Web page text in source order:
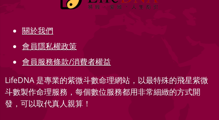
關於我們
會員隱私權政策
會員服務條款/消費者權益
LifeDNA 是專業的紫微斗數命理網站，以最特殊的飛星紫微
斗數製作命理服務，每個數位服務都用非常細緻的方式開
發，可以取代真人親算！